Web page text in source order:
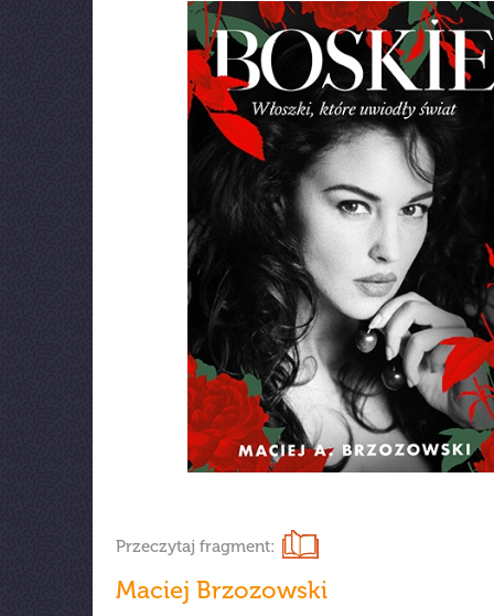
Przeczytaj fragment:
Maciej Brzozowski